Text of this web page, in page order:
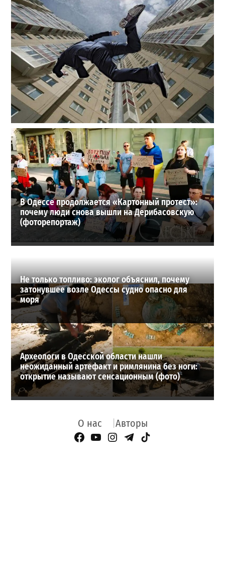
В одесском жилмассиве Радужном погиб 26-летний
мужчина: что известно
27-07-2026 в 13:47
ВИБОР РЕДАКЦИИ
В Одессе продолжается «Картонный протест»:
почему люди снова вышли на Дерибасовскую
(фоторепортаж)
Не только топливо: эколог объяснил, почему
затонувшее возле Одессы судно опасно для
моря
Археологи в Одесской области нашли
неожиданный артефакт и римлянина без ноги:
открытие называют сенсационным (фото)
О нас Авторы
Facebook Page
YouTube
Instagram
Telegram
TikTok